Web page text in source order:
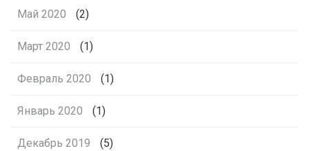
Май 2020 (2)
Март 2020 (1)
Февраль 2020 (1)
Январь 2020 (1)
Декабрь 2019 (5)